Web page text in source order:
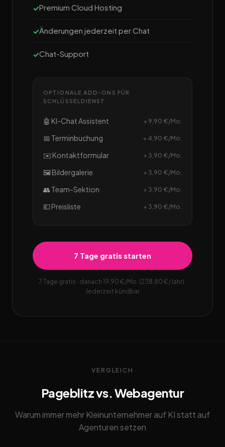
Premium Cloud Hosting
Änderungen jederzeit per Chat
Chat-Support
OPTIONALE ADD-ONS FÜR
SCHLÜSSELDIENST
🤖 KI-Chat Assistent + 9,90 €/Mo.
📅 Terminbuchung + 4,90 €/Mo.
✉️ Kontaktformular + 3,90 €/Mo.
🖼️ Bildergalerie + 3,90 €/Mo.
👥 Team-Sektion + 3,90 €/Mo.
💶 Preisliste + 3,90 €/Mo.
7 Tage gratis starten
7 Tage gratis · danach 19,90 €/Mo. (238,80 €/Jahr) ·
Jederzeit kündbar
VERGLEICH
Pageblitz vs. Webagentur
Warum immer mehr Kleinunternehmer auf KI statt auf
Agenturen setzen